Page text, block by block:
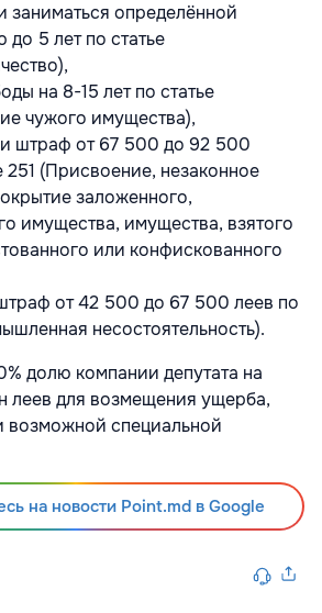
заниматься определённой
до 5 лет по статье
на 8-15 лет по статье
чужого имущества),
штраф от 67 500 до 92 500
251 (Присвоение, незаконное
заложенного,
имущества, имущества, взятого
или конфискованного
от 42 500 до 67 500 леев по
несостоятельность).
долю компании депутата на
леев для возмещения ущерба,
возможной специальной
на новости Point.md в Google